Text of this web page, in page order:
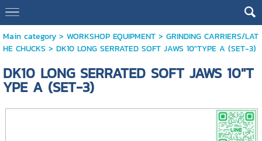
Main category> WORKSHOP EQUIPMENT> GRINDING CARRIERS/LAT
HE CHUCKS> DK10 LONG SERRATED SOFT JAWS 10"TYPE A (SET-3)
DK10 LONG SERRATED SOFT JAWS 10"T
YPE A (SET-3)